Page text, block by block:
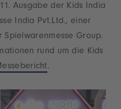
Ausgabe der Kids India
India Pvt.Ltd., einer
Spielwarenmesse Group.
rund um die Kids
.